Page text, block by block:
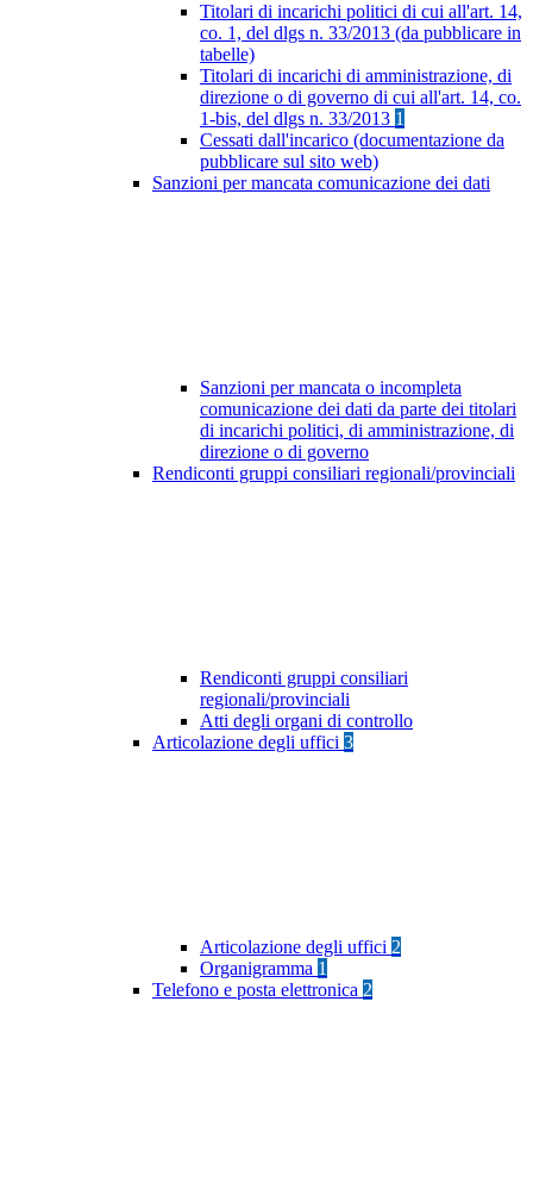
Titolari di incarichi politici di cui all'art. 14,
co. 1, del dlgs n. 33/2013 (da pubblicare in
tabelle)
Titolari di incarichi di amministrazione, di
direzione o di governo di cui all'art. 14, co.
1-bis, del dlgs n. 33/2013 1
Cessati dall'incarico (documentazione da
pubblicare sul sito web)
Sanzioni per mancata comunicazione dei dati
Sanzioni per mancata o incompleta
comunicazione dei dati da parte dei titolari
di incarichi politici, di amministrazione, di
direzione o di governo
Rendiconti gruppi consiliari regionali/provinciali
Rendiconti gruppi consiliari
regionali/provinciali
Atti degli organi di controllo
Articolazione degli uffici 3
Articolazione degli uffici 2
Organigramma 1
Telefono e posta elettronica 2